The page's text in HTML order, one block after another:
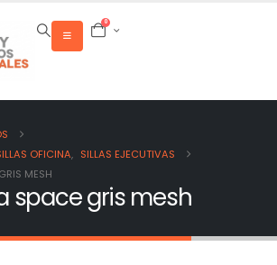
0
OFICINA, SILLAS EJECUTIVAS
MESH
space gris mesh